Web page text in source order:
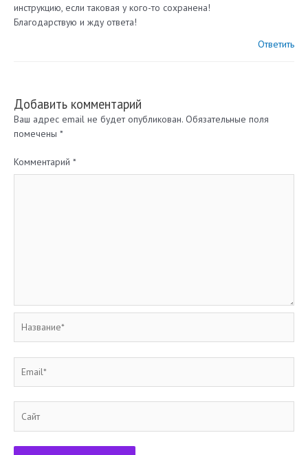
инструкцию, если таковая у кого-то сохранена!
Благодарствую и жду ответа!
Ответить
Добавить комментарий
Ваш адрес email не будет опубликован. Обязательные поля
помечены *
Комментарий *